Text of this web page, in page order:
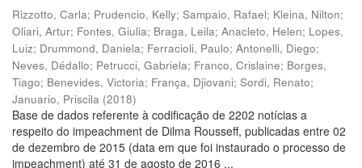
Rizzotto, Carla; Prudencio, Kelly; Sampaio, Rafael; Kleina, Nilton;
Oliari, Artur; Fontes, Giulia; Braga, Leila; Anacleto, Helen; Lopes,
Luiz; Drummond, Daniela; Ferracioli, Paulo; Antonelli, Diego;
Neves, Dédallo; Petrucci, Gabriela; Franco, Crislaine; Borges,
Tiago; Benevides, Victoria; França, Djiovani; Sordi, Renato;
Januario, Priscila (2018)
Base de dados referente à codificação de 2202 notícias a
respeito do impeachment de Dilma Rousseff, publicadas entre 02
de dezembro de 2015 (data em que foi instaurado o processo de
impeachment) até 31 de agosto de 2016 ...